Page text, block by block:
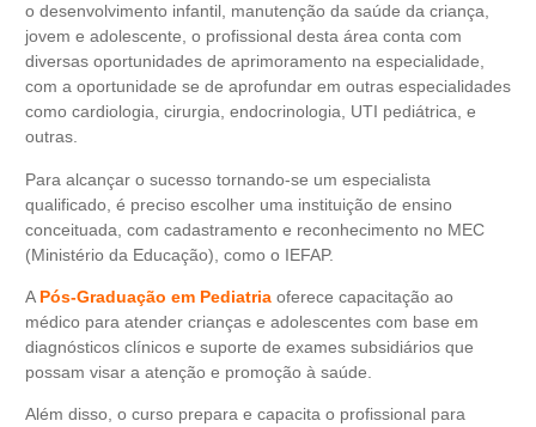
o desenvolvimento infantil, manutenção da saúde da criança,
jovem e adolescente, o profissional desta área conta com
diversas oportunidades de aprimoramento na especialidade,
com a oportunidade se de aprofundar em outras especialidades
como cardiologia , cirurgia, endocrinologia , UTI pediátrica, e
outras.
Para alcançar o sucesso tornando-se um especialista
qualificado, é preciso escolher uma instituição de ensino
conceituada, com cadastramento e reconhecimento no MEC
(Ministério da Educação), como o IEFAP.
A Pós-Graduação em Pediatria oferece capacitação ao
médico para atender crianças e adolescentes com base em
diagnósticos clínicos e suporte de exames subsidiários que
possam visar a atenção e promoção à saúde.
Além disso, o curso prepara e capacita o profissional para